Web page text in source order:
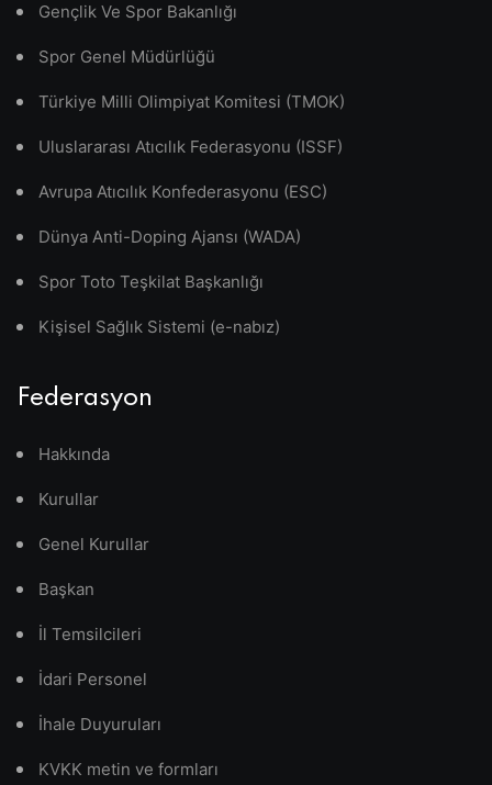
Gençlik Ve Spor Bakanlığı
Spor Genel Müdürlüğü
Türkiye Milli Olimpiyat Komitesi (TMOK)
Uluslararası Atıcılık Federasyonu (ISSF)
Avrupa Atıcılık Konfederasyonu (ESC)
Dünya Anti-Doping Ajansı (WADA)
Spor Toto Teşkilat Başkanlığı
Kişisel Sağlık Sistemi (e-nabız)
Federasyon
Hakkında
Kurullar
Genel Kurullar
Başkan
İl Temsilcileri
İdari Personel
İhale Duyuruları
KVKK metin ve formları